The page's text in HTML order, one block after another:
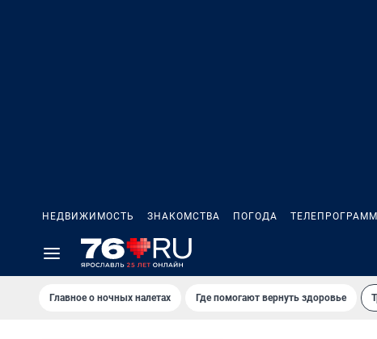
НЕДВИЖИМОСТЬ ЗНАКОМСТВА ПОГОДА
Главное о ночных налетах Где помогают вернуть здоровье